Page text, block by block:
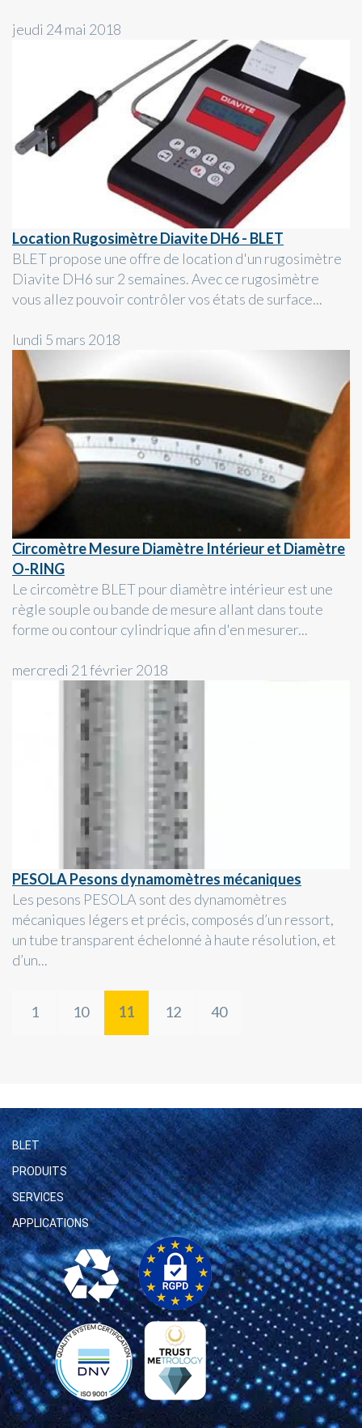
jeudi 24 mai 2018
Location Rugosimètre Diavite DH6 - BLET
BLET propose une offre de location d'un rugosimètre
Diavite DH6 sur 2 semaines. Avec ce rugosimètre
vous allez pouvoir contrôler vos états de surface...
lundi 5 mars 2018
Circomètre Mesure Diamètre Intérieur et Diamètre
O-RING
Le circomètre BLET pour diamètre intérieur est une
règle souple ou bande de mesure allant dans toute
forme ou contour cylindrique afin d'en mesurer...
mercredi 21 février 2018
PESOLA Pesons dynamomètres mécaniques
Les pesons PESOLA sont des dynamomètres
mécaniques légers et précis, composés d’un ressort,
un tube transparent échelonné à haute résolution, et
d’un...
1 10 11 12 40
BLET
PRODUITS
SERVICES
APPLICATIONS